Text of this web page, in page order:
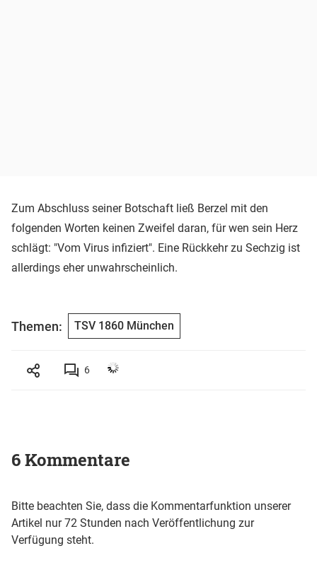
Zum Abschluss seiner Botschaft ließ Berzel mit den
folgenden Worten keinen Zweifel daran, für wen sein Herz
schlägt: "Vom Virus infiziert". Eine Rückkehr zu Sechzig ist
allerdings eher unwahrscheinlich.
Themen: TSV 1860 München
6
6 Kommentare
Bitte beachten Sie, dass die Kommentarfunktion unserer
Artikel nur 72 Stunden nach Veröffentlichung zur
Verfügung steht.